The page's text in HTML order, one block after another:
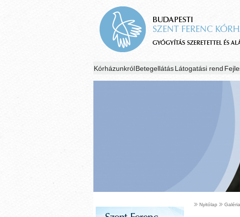
KórházunkrólBetegellátásLátogatási rend
Nyitólap Galéria